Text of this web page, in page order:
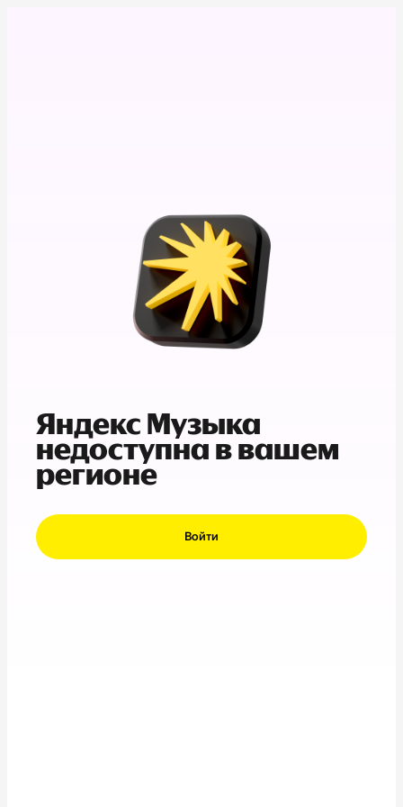
Яндекс Музыка
недоступна в вашем
регионе
Войти